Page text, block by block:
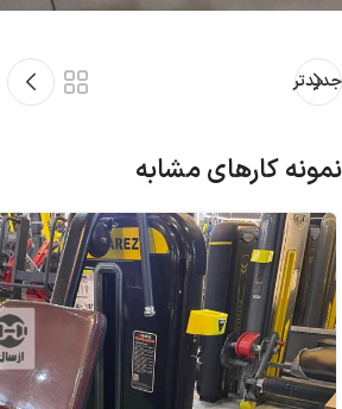
جدیدتر
نمونه کارهای مشابه